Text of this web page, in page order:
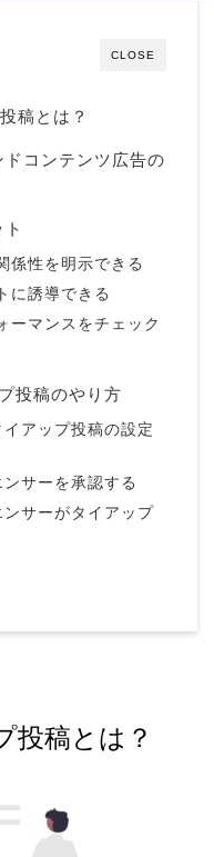
CLOSE
稿とは？
コンテンツ広告の
係性を明示できる
に誘導できる
ーマンスをチェック
投稿のやり方
アップ投稿の設定
サーを承認する
サーがタイアップ
投稿とは？